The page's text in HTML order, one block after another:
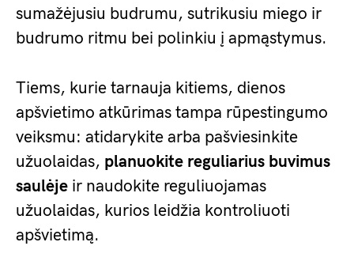
sumažėjusiu budrumu, sutrikusiu miego ir
budrumo ritmu bei polinkiu į apmąstymus.
Tiems, kurie tarnauja kitiems, dienos
apšvietimo atkūrimas tampa rūpestingumo
veiksmu: atidarykite arba pašviesinkite
užuolaidas, planuokite reguliarius buvimus
saulėje ir naudokite reguliuojamas
užuolaidas, kurios leidžia kontroliuoti
apšvietimą.